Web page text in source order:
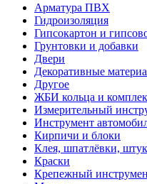
Арматура ПВХ
Гидроизоляция
Гипсокартон и
Грунтовки и добавки
Двери
Декоративные
Другое
ЖБИ кольца и
Измерительный
Инструмент
Кирпичи и блоки
Клея, шпатлёвки,
Краски
Крепежный